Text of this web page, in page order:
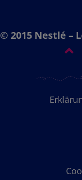
© 2015 Nestlé –